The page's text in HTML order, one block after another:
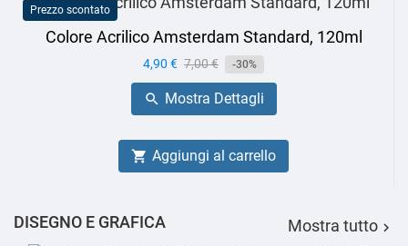
Prezzo scontato
Colore Acrilico Amsterdam Standard, 120ml
Prezzo
4,90 € Prezzo
base
7,00 € -30%
 Mostra Dettagli
 Aggiungi al carrello
DISEGNO E GRAFICA Mostra tutto 